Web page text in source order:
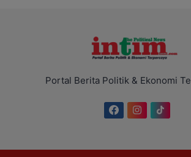
Portal Berita Politik & Ekonomi